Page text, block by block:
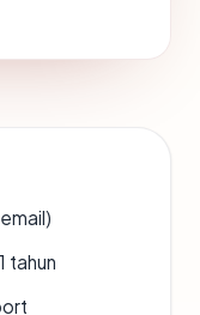
tahun